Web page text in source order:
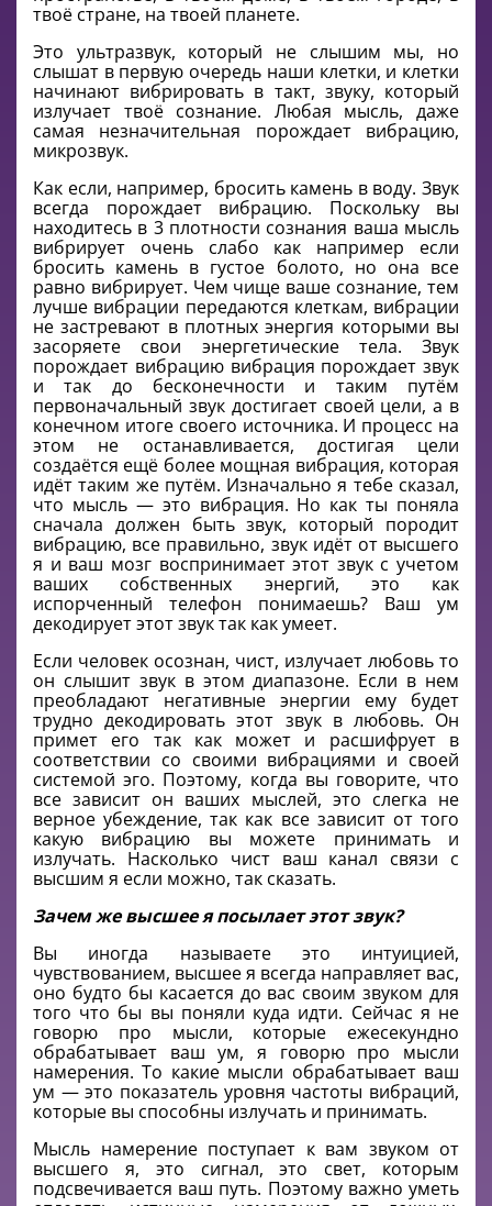
твоё стране, на твоей планете.
Это ультразвук, который не слышим мы, но
слышат в первую очередь наши клетки, и клетки
начинают вибрировать в такт, звуку, который
излучает твоё сознание. Любая мысль, даже
самая незначительная порождает вибрацию,
микрозвук.
Как если, например, бросить камень в воду. Звук
всегда порождает вибрацию. Поскольку вы
находитесь в 3 плотности сознания ваша мысль
вибрирует очень слабо как например если
бросить камень в густое болото, но она все
равно вибрирует. Чем чище ваше сознание, тем
лучше вибрации передаются клеткам, вибрации
не застревают в плотных энергия которыми вы
засоряете свои энергетические тела. Звук
порождает вибрацию вибрация порождает звук
и так до бесконечности и таким путём
первоначальный звук достигает своей цели, а в
конечном итоге своего источника. И процесс на
этом не останавливается, достигая цели
создаётся ещё более мощная вибрация, которая
идёт таким же путём. Изначально я тебе сказал,
что мысль — это вибрация. Но как ты поняла
сначала должен быть звук, который породит
вибрацию, все правильно, звук идёт от высшего
я и ваш мозг воспринимает этот звук с учетом
ваших собственных энергий, это как
испорченный телефон понимаешь? Ваш ум
декодирует этот звук так как умеет.
Если человек осознан, чист, излучает любовь то
он слышит звук в этом диапазоне. Если в нем
преобладают негативные энергии ему будет
трудно декодировать этот звук в любовь. Он
примет его так как может и расшифрует в
соответствии со своими вибрациями и своей
системой эго. Поэтому, когда вы говорите, что
все зависит он ваших мыслей, это слегка не
верное убеждение, так как все зависит от того
какую вибрацию вы можете принимать и
излучать. Насколько чист ваш канал связи с
высшим я если можно, так сказать.
Зачем же высшее я посылает этот звук?
Вы иногда называете это интуицией,
чувствованием, высшее я всегда направляет вас,
оно будто бы касается до вас своим звуком для
того что бы вы поняли куда идти. Сейчас я не
говорю про мысли, которые ежесекундно
обрабатывает ваш ум, я говорю про мысли
намерения. То какие мысли обрабатывает ваш
ум — это показатель уровня частоты вибраций,
которые вы способны излучать и принимать.
Мысль намерение поступает к вам звуком от
высшего я, это сигнал, это свет, которым
подсвечивается ваш путь. Поэтому важно уметь